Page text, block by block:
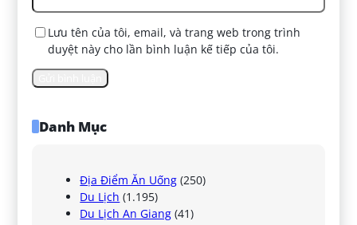
Lưu tên của tôi, email, và trang web trong trình
duyệt này cho lần bình luận kế tiếp của tôi.
Danh Mục
Địa Điểm Ăn Uống (250)
Du Lịch (1.195)
Du Lịch An Giang (41)